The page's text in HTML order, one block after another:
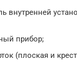
внутренней
прибор;
(плоская и